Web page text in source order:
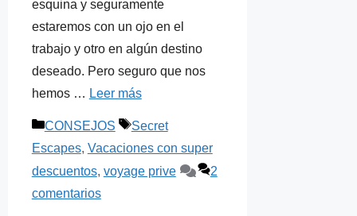
esquina y seguramente
estaremos con un ojo en el
trabajo y otro en algún destino
deseado. Pero seguro que nos
hemos … Leer más
Categorías
CONSEJOS Etiquetas
Secret
Escapes, Vacaciones con super
descuentos, voyage prive
2
comentarios